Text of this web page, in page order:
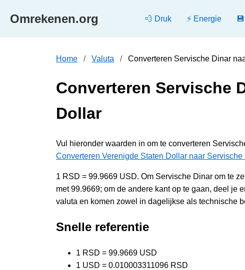
Omrekenen.org 💨 Druk ⚡ Energie
Home Valuta Converteren Servische Dinar
Converteren Servische
Dollar
Vul hieronder waarden in om te converteren
Converteren Verenigde Staten Dollar naar Servische
1 RSD = 99.9669 USD. Om Servische Dinar om te
met 99.9669; om de andere kant op te gaan, deel je
valuta en komen zowel in dagelijkse als technische
Snelle referentie
1 RSD = 99.9669 USD
1 USD = 0.010003311096 RSD